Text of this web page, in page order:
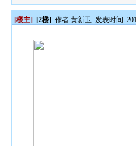
[楼主] [2楼] 作者:黄新卫 发表时间: